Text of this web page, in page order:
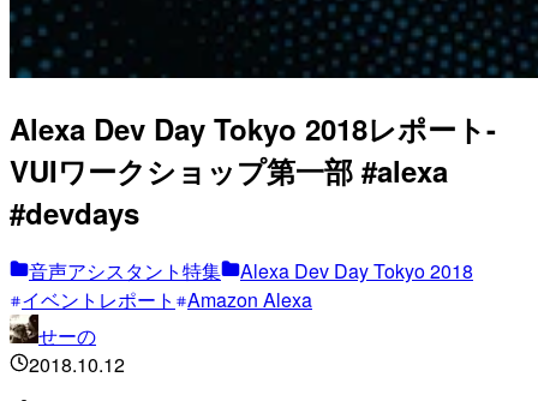
Alexa Dev Day Tokyo 2018レポート-
VUIワークショップ第一部 #alexa
#devdays
音声アシスタント特集
Alexa Dev Day Tokyo 2018
イベントレポート
Amazon Alexa
せーの
2018.10.12